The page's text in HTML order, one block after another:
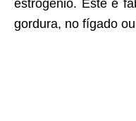
estrogênio. Este é
gordura, no fígado